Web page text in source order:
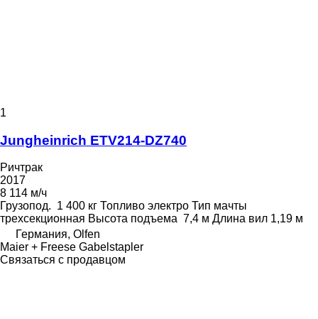
1
Jungheinrich ETV214-DZ740
Ричтрак
2017
8 114 м/ч
Грузопод. 1 400 кг Топливо электро Тип мачты
трехсекционная Высота подъема 7,4 м Длина вил 1,19 м
Германия, Olfen
Maier + Freese Gabelstapler
Связаться с продавцом